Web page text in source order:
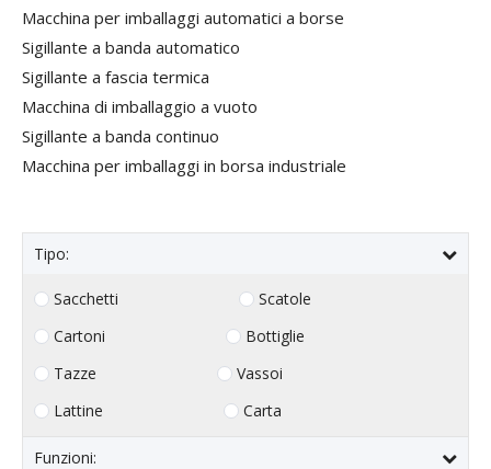
Macchina per imballaggi automatici a borse
Sigillante a banda automatico
Sigillante a fascia termica
Macchina di imballaggio a vuoto
Sigillante a banda continuo
Macchina per imballaggi in borsa industriale
Tipo:
Sacchetti
Scatole
Cartoni
Bottiglie
Tazze
Vassoi
Lattine
Carta
Funzioni: